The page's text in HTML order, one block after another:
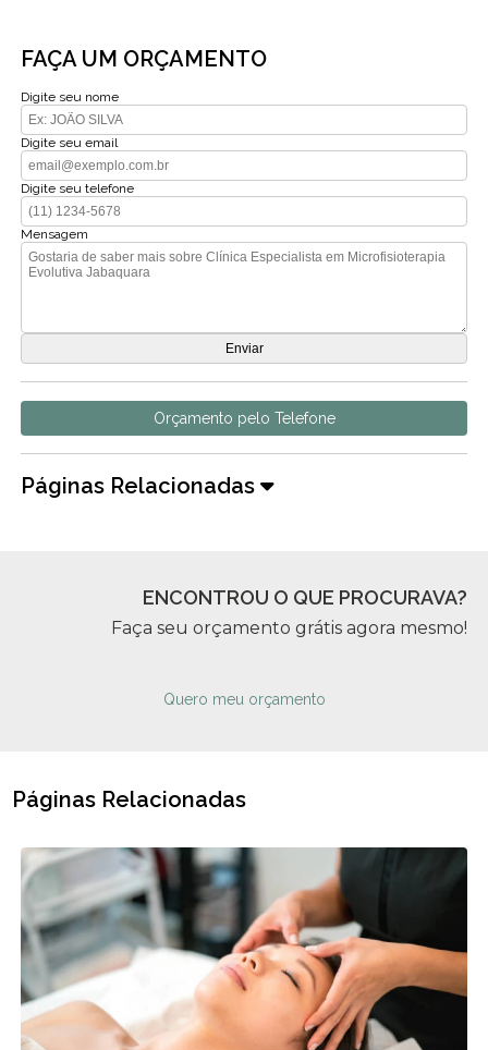
FAÇA UM ORÇAMENTO
Digite seu nome
Digite seu email
Digite seu telefone
Mensagem
Orçamento pelo Telefone
Páginas Relacionadas
ENCONTROU O QUE PROCURAVA?
Faça seu orçamento grátis agora mesmo!
Quero meu orçamento
Páginas Relacionadas